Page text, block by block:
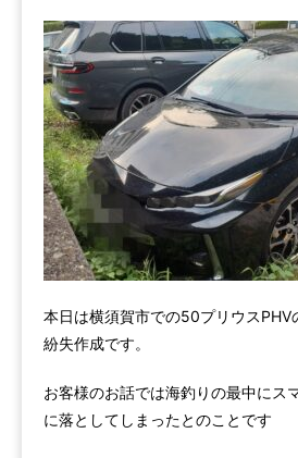
本日は横須賀市での50プリウスPHV
紛失作成です。
お客様のお話では海釣りの最中にス
に落としてしまったとのことです